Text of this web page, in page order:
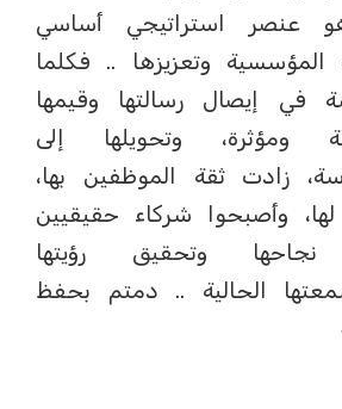
عنصر استراتيجي أساسي
المؤسسية وتعزيزها .. فكلما
في إيصال رسالتها وقيمها
ومؤثرة، وتحويلها إلى
زادت ثقة الموظفين بها،
لها، وأصبحوا شركاء حقيقيين
وتحقيق رؤيتها
الحالية .. دمتم بحفظ